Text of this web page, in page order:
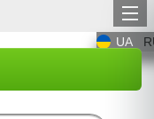
UA